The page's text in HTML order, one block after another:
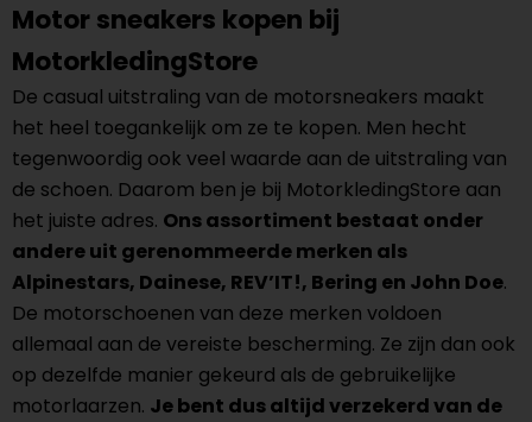
Motor sneakers kopen bij
MotorkledingStore
De casual uitstraling van de motorsneakers maakt
het heel toegankelijk om ze te kopen. Men hecht
tegenwoordig ook veel waarde aan de uitstraling van
de schoen. Daarom ben je bij MotorkledingStore aan
het juiste adres. Ons assortiment bestaat onder
andere uit gerenommeerde merken als
Alpinestars, Dainese, REV’IT!, Bering en John Doe.
De motorschoenen van deze merken voldoen
allemaal aan de vereiste bescherming. Ze zijn dan ook
op dezelfde manier gekeurd als de gebruikelijke
motorlaarzen. Je bent dus altijd verzekerd van de